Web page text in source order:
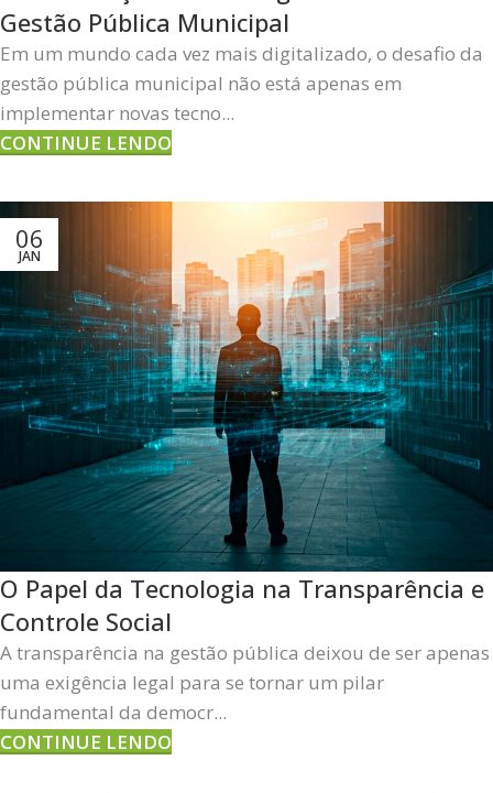
Gestão Pública Municipal
Em um mundo cada vez mais digitalizado, o desafio da
gestão pública municipal não está apenas em
implementar novas tecno...
CONTINUE LENDO
06
JAN
O Papel da Tecnologia na Transparência e
Controle Social
A transparência na gestão pública deixou de ser apenas
uma exigência legal para se tornar um pilar
fundamental da democr...
CONTINUE LENDO